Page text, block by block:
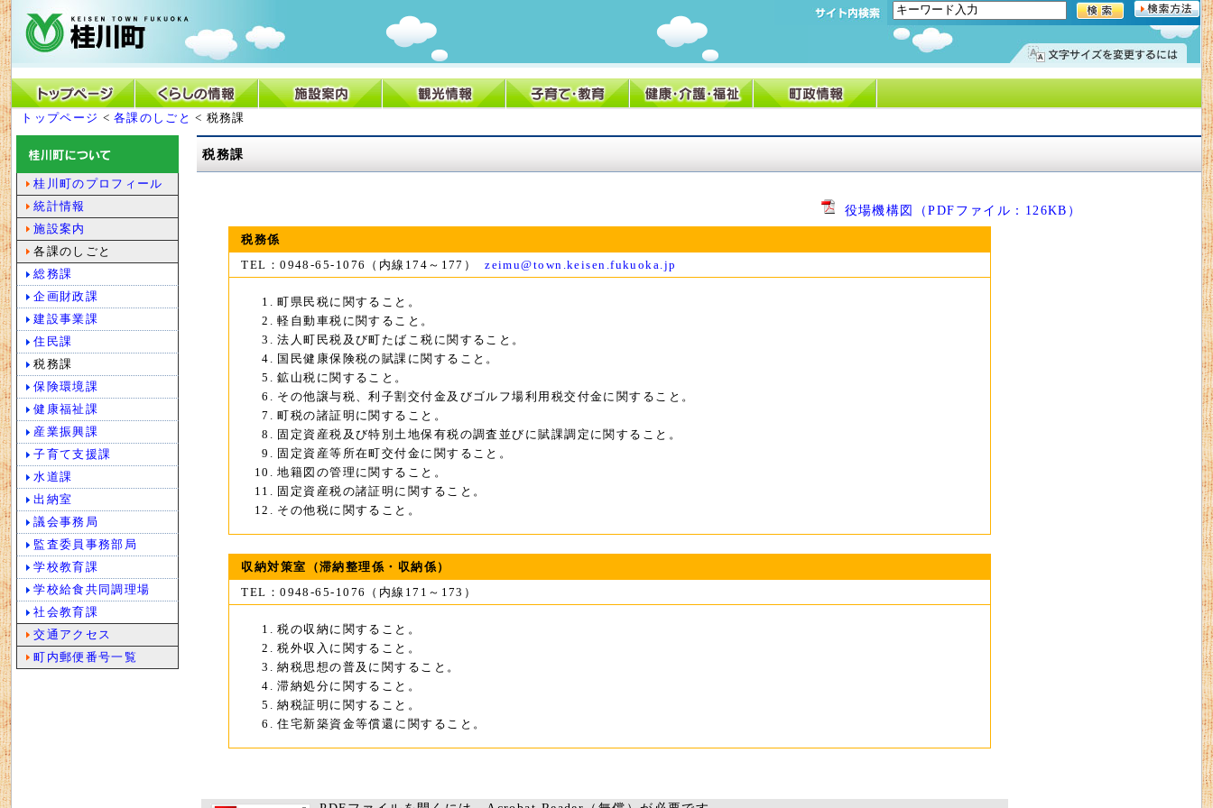
トップページ <各課のしごと < 税務課
税務課
役場機構図（PDFファイル：126KB）
税務係
TEL：0948-65-1076（内線174～177）zeimu@town.keisen.fukuoka.jp
町県民税に関すること。
軽自動車税に関すること。
法人町民税及び町たばこ税に関すること。
国民健康保険税の賦課に関すること。
鉱山税に関すること。
その他譲与税、利子割交付金及びゴルフ場利用税交付金に関すること。
町税の諸証明に関すること。
固定資産税及び特別土地保有税の調査並びに賦課調定に関すること。
固定資産等所在町交付金に関すること。
地籍図の管理に関すること。
固定資産税の諸証明に関すること。
その他税に関すること。
収納対策室（滞納整理係・収納係）
TEL：0948-65-1076（内線171～173）
税の収納に関すること。
税外収入に関すること。
納税思想の普及に関すること。
滞納処分に関すること。
納税証明に関すること。
住宅新築資金等償還に関すること。
桂川町のプロフィール
統計情報
施設案内
各課のしごと
総務課
企画財政課
建設事業課
住民課
税務課
保険環境課
健康福祉課
産業振興課
子育て支援課
水道課
出納室
議会事務局
監査委員事務部局
学校教育課
学校給食共同調理場
社会教育課
交通アクセス
町内郵便番号一覧